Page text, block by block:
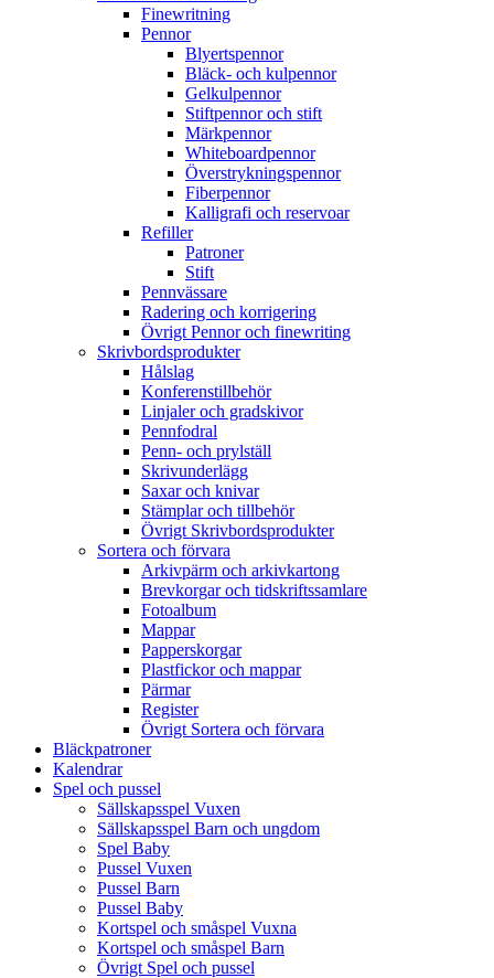
Finewritning
Pennor
Blyertspennor
Bläck- och kulpennor
Gelkulpennor
Stiftpennor och stift
Märkpennor
Whiteboardpennor
Överstrykningspennor
Fiberpennor
Kalligrafi och reservoar
Refiller
Patroner
Stift
Pennvässare
Radering och korrigering
Övrigt Pennor och finewriting
Skrivbordsprodukter
Hålslag
Konferenstillbehör
Linjaler och gradskivor
Pennfodral
Penn- och prylställ
Skrivunderlägg
Saxar och knivar
Stämplar och tillbehör
Övrigt Skrivbordsprodukter
Sortera och förvara
Arkivpärm och arkivkartong
Brevkorgar och tidskriftssamlare
Fotoalbum
Mappar
Papperskorgar
Plastfickor och mappar
Pärmar
Register
Övrigt Sortera och förvara
Bläckpatroner
Kalendrar
Spel och pussel
Sällskapsspel Vuxen
Sällskapsspel Barn och ungdom
Spel Baby
Pussel Vuxen
Pussel Barn
Pussel Baby
Kortspel och småspel Vuxna
Kortspel och småspel Barn
Övrigt Spel och pussel